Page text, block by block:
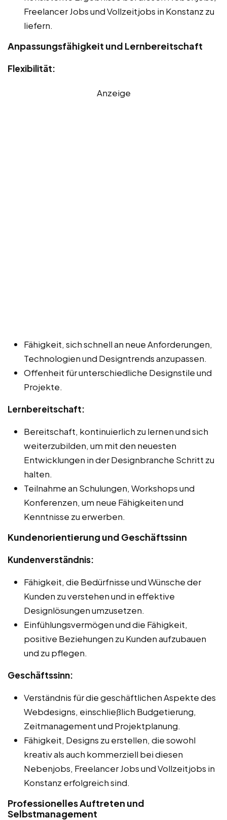
Freelancer Jobs und Vollzeitjobs in Konstanz zu
liefern.
Anpassungsfähigkeit und Lernbereitschaft
Flexibilität:
Anzeige
Fähigkeit, sich schnell an neue Anforderungen,
Technologien und Designtrends anzupassen.
Offenheit für unterschiedliche Designstile und
Projekte.
Lernbereitschaft:
Bereitschaft, kontinuierlich zu lernen und sich
weiterzubilden, um mit den neuesten
Entwicklungen in der Designbranche Schritt zu
halten.
Teilnahme an Schulungen, Workshops und
Konferenzen, um neue Fähigkeiten und
Kenntnisse zu erwerben.
Kundenorientierung und Geschäftssinn
Kundenverständnis:
Fähigkeit, die Bedürfnisse und Wünsche der
Kunden zu verstehen und in effektive
Designlösungen umzusetzen.
Einfühlungsvermögen und die Fähigkeit,
positive Beziehungen zu Kunden aufzubauen
und zu pflegen.
Geschäftssinn:
Verständnis für die geschäftlichen Aspekte des
Webdesigns, einschließlich Budgetierung,
Zeitmanagement und Projektplanung.
Fähigkeit, Designs zu erstellen, die sowohl
kreativ als auch kommerziell bei diesen
Nebenjobs, Freelancer Jobs und Vollzeitjobs in
Konstanz erfolgreich sind.
Professionelles Auftreten und
Selbstmanagement